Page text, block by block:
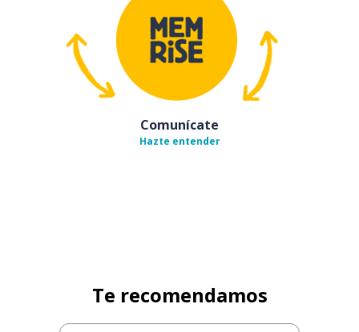
Comunícate
Hazte entender
Te recomendamos